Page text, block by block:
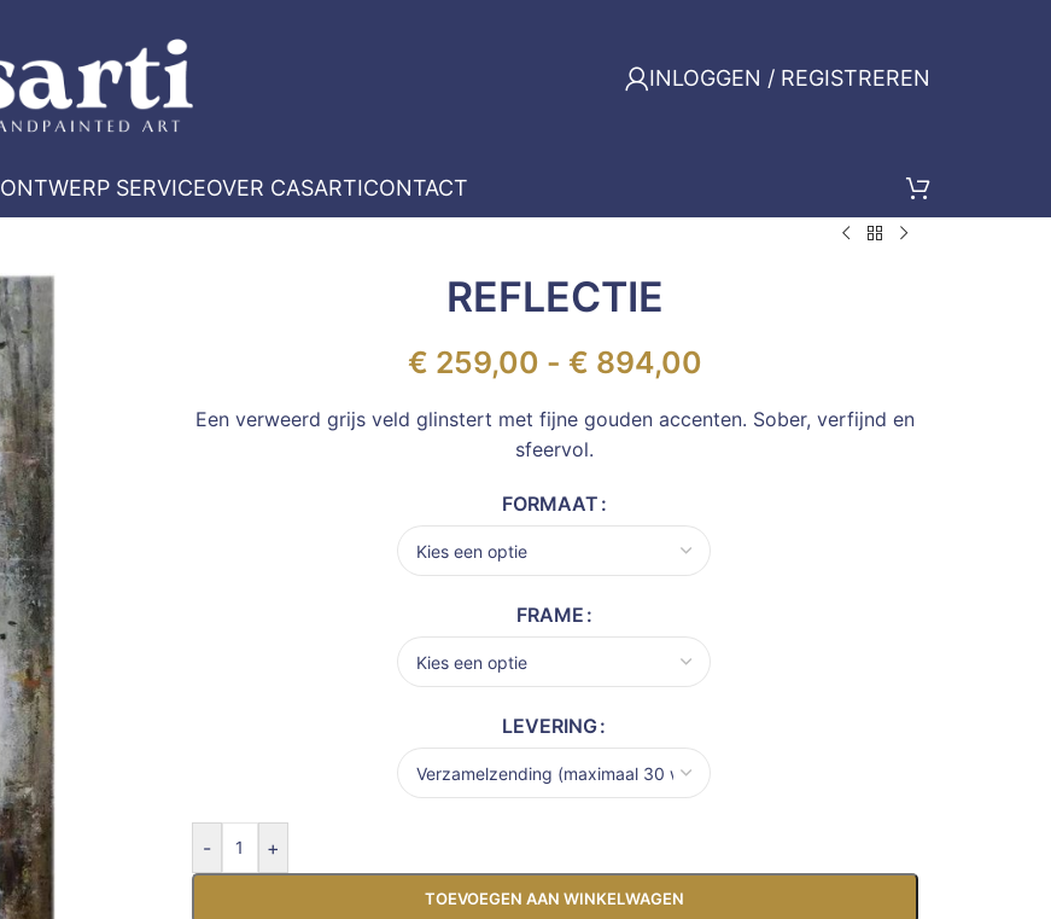
INLOGGEN / REGISTREREN
ONTWERP SERVICEOVER CASARTICONTACT
REFLECTIE
€ 259,00 - € 894,00
Een verweerd grijs veld glinstert met fijne gouden accenten. Sober, verfijnd en
sfeervol.
FORMAAT
FRAME
LEVERING
- +
TOEVOEGEN AAN WINKELWAGEN